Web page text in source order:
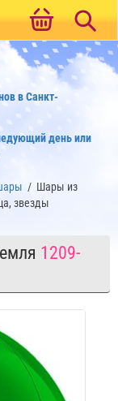
в Санкт-
день или
/ Шары из
звезды
1209-